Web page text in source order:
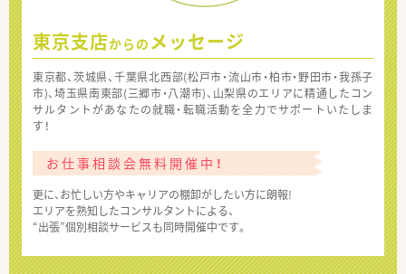
東京支店からの メッセージ
東京都、茨城県、千葉県北西部(松戸市・流山市・柏市・野田市・我孫子
市)、埼玉県南東部(三郷市・八潮市)、山梨県のエリアに精通したコン
サルタントがあなたの就職・転職活動を全力でサポートいたしま
す！
お仕事相談会無料開催中！
更に、お忙しい方やキャリアの棚卸がしたい方に朗報!
エリアを熟知したコンサルタントによる、
“出張”個別相談サービスも同時開催中です。